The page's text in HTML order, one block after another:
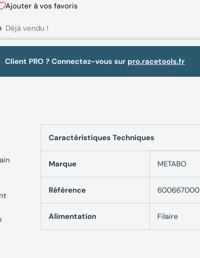
Ajouter à vos favoris
Déjà vendu !
Client PRO ? Connectez-vous sur pro.racetools.fr
Caractéristiques Techniques
Marque METABO
Référence 600667000
Alimentation Filaire